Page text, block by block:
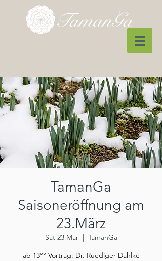
TamanGa
Saisoneröffnung am
23.März
Sat 23 Mar
  |
TamanGa
ab 13°° Vortrag: Dr. Ruediger Dahlke